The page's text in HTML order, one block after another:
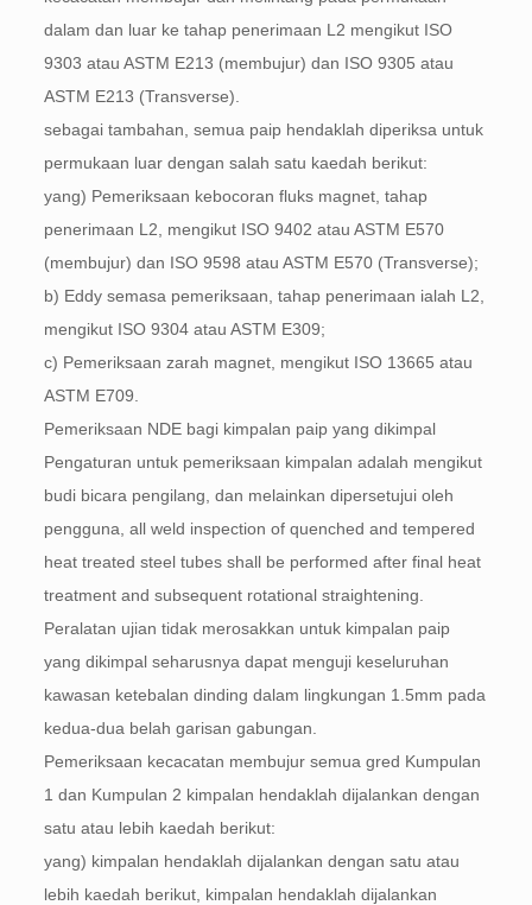
dalam dan luar ke tahap penerimaan L2 mengikut ISO
9303 atau ASTM E213 (membujur) dan ISO 9305 atau
ASTM E213 (Transverse).
sebagai tambahan, semua paip hendaklah diperiksa untuk
permukaan luar dengan salah satu kaedah berikut:
yang) Pemeriksaan kebocoran fluks magnet, tahap
penerimaan L2, mengikut ISO 9402 atau ASTM E570
(membujur) dan ISO 9598 atau ASTM E570 (Transverse);
b) Eddy semasa pemeriksaan, tahap penerimaan ialah L2,
mengikut ISO 9304 atau ASTM E309;
c) Pemeriksaan zarah magnet, mengikut ISO 13665 atau
ASTM E709.
Pemeriksaan NDE bagi kimpalan paip yang dikimpal
Pengaturan untuk pemeriksaan kimpalan adalah mengikut
budi bicara pengilang, dan melainkan dipersetujui oleh
pengguna, all weld inspection of quenched and tempered
heat treated steel tubes shall be performed after final heat
treatment and subsequent rotational straightening
Peralatan ujian tidak merosakkan untuk kimpalan paip
yang dikimpal seharusnya dapat menguji keseluruhan
kawasan ketebalan dinding dalam lingkungan 1.5mm pada
kedua-dua belah garisan gabungan.
Pemeriksaan kecacatan membujur semua gred Kumpulan
1 dan Kumpulan 2 kimpalan hendaklah dijalankan dengan
satu atau lebih kaedah berikut:
yang) kimpalan hendaklah dijalankan dengan satu atau
lebih kaedah berikut, kimpalan hendaklah dijalankan